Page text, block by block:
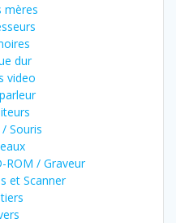
mères
dur
video
Souris
ROM / Graveur
et Scanner